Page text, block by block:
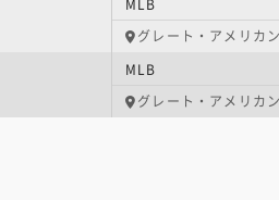
MLB
グレート・アメリカ
MLB
グレート・アメリカ